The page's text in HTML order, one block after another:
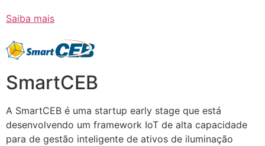
Saiba mais
SmartCEB
A SmartCEB é uma startup early stage que está
desenvolvendo um framework IoT de alta capacidade
para de gestão inteligente de ativos de iluminação